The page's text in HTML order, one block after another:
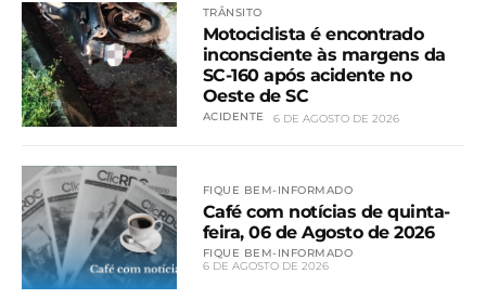
TRÂNSITO
Motociclista é encontrado
inconsciente às margens da
SC-160 após acidente no
Oeste de SC
ACIDENTE 6 DE AGOSTO DE 2026
FIQUE BEM-INFORMADO
Café com notícias de quinta-
feira, 06 de Agosto de 2026
FIQUE BEM-INFORMADO
6 DE AGOSTO DE 2026